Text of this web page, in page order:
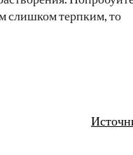
слишком терпким, то